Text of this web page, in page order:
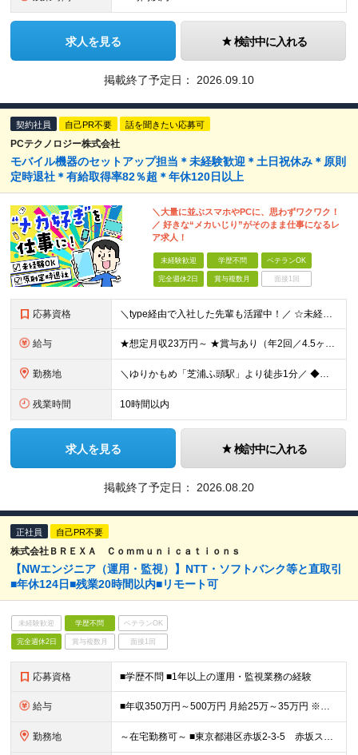
求人を見る 検討中に入れる
掲載終了予定日： 2026.09.10
契約社員 自己PR不要 話を聞きたい応募可
PCテクノロジー株式会社
モバイル機器のセットアップ担当＊未経験歓迎＊土日祝休み＊原則
定時退社＊有給取得率82％超＊年休120日以上
＼大量に並ぶスマホやPCに、思わずワクワク！
／ 好きな“メカいじり”がそのまま仕事になるレ
ア求人！
未経験歓迎 学歴不問 ベテランOK
完全週休2日 賞与複数月 面接1回
応募資格 ＼type経由で入社した先輩も活躍中！／ ☆未経験歓迎！学歴不問＆第二新卒OK！ ☆異業種出身の20代～30代の中途入社メンバー多数活躍中！ ＜こんな方は大歓迎！＞ ・正確さを大切にしながらコツコツ
給与 ★想定月収23万円～ ★賞与あり（年2回／4.5ヶ月分 ※昨年度実績）※正社員登用後 ◆時給1500円以上＋時間外手当 ※残業代全額支給(1分単位で全額支給) ※昇給あり（年1回／業績および能力によ
勤務地 ＼ゆりかもめ「芝浦ふ頭駅」より徒歩1分／ ◆勤務地｜東京都港区海岸3丁目 (変更の範囲)当社の定める場所（本社および支社、事業所等）
残業時間 10時間以内
求人を見る 検討中に入れる
掲載終了予定日： 2026.08.20
正社員 自己PR不要
株式会社ＢＲＥＸＡ Ｃｏｍｍｕｎｉｃａｔｉｏｎｓ
【NWエンジニア（運用・監視）】NTT・ソフトバンク等と直取引
■年休124日■残業20時間以内■リモート可
未経験歓迎 学歴不問 ベテランOK
完全週休2日 賞与複数月 面接1回
応募資格 ■学歴不問 ■1年以上の運用・監視業務の経験
給与 ■年収350万円～500万円 月給25万～35万円 ※経験、スキルに応じて決定します ※残業代全額支給 ※試用期間3ヵ月あり。期間中の給与・待遇の差異はありません
勤務地 ～在宅勤務可～ ■東京都港区赤坂2-3-5 赤坂スターゲートプラザ14階 （変更の範囲）会社の定める勤務地